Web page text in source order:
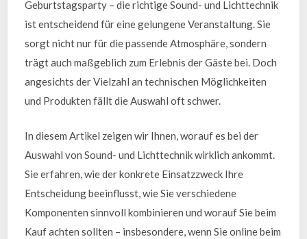
Geburtstagsparty – die richtige Sound- und Lichttechnik
ist entscheidend für eine gelungene Veranstaltung. Sie
sorgt nicht nur für die passende Atmosphäre, sondern
trägt auch maßgeblich zum Erlebnis der Gäste bei. Doch
angesichts der Vielzahl an technischen Möglichkeiten
und Produkten fällt die Auswahl oft schwer.
In diesem Artikel zeigen wir Ihnen, worauf es bei der
Auswahl von Sound- und Lichttechnik wirklich ankommt.
Sie erfahren, wie der konkrete Einsatzzweck Ihre
Entscheidung beeinflusst, wie Sie verschiedene
Komponenten sinnvoll kombinieren und worauf Sie beim
Kauf achten sollten – insbesondere, wenn Sie online beim